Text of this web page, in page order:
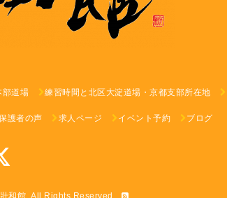
道場 練習時間と北区大淀道場・京都支部所在地
護者の声 求人ページ イベント予約 ブログ